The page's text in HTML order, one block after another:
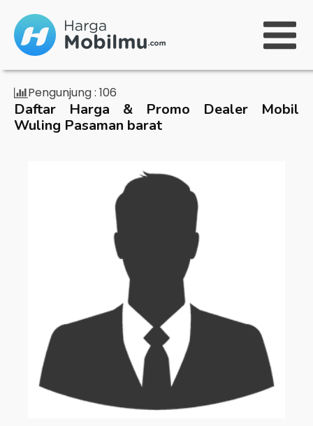
Pengunjung : 106
Daftar Harga & Promo Dealer Mobil
Wuling Pasaman barat